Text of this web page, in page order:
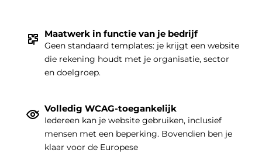
|
Maatwerk in functie van je bedrijf
Geen standaard templates: je krijgt een website
die rekening houdt met je organisatie, sector
en doelgroep.
Volledig WCAG-toegankelijk
Iedereen kan je website gebruiken, inclusief
mensen met een beperking. Bovendien ben je
klaar voor de Europese